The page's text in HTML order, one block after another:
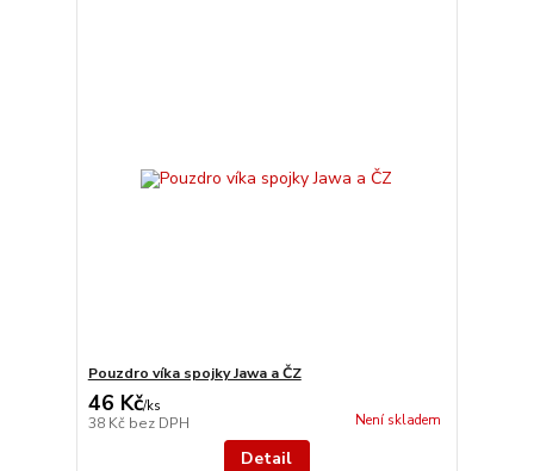
Pouzdro víka spojky Jawa a ČZ
46 Kč/ks
38 Kč bez DPH Není skladem
Detail